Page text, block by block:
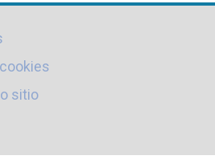
sitio